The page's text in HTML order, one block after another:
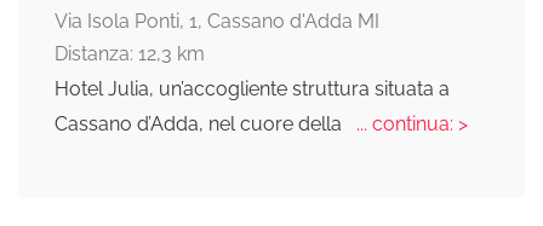
Via Isola Ponti, 1, Cassano d'Adda MI
Distanza: 12,3 km
Hotel Julia, un’accogliente struttura situata a
Cassano d’Adda, nel cuore della
... continua: >